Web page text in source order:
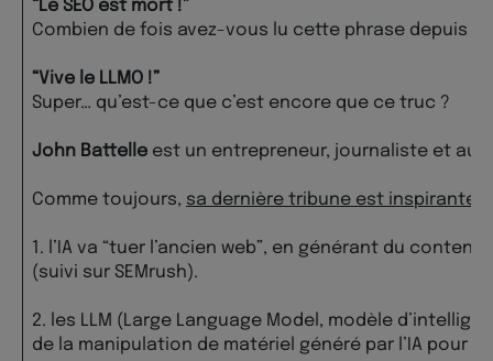
“Le SEO est mort !”
Combien de fois avez-vous lu cette phrase depuis
“Vive le LLMO !”
Super… qu’est-ce que c’est encore que ce truc ?
John Battelle est un entrepreneur, journaliste et
Comme toujours, sa dernière tribune est inspirante
1. l’IA va “tuer l’ancien web”, en générant du
(suivi sur SEMrush).
2. les LLM (Large Language Model, modèle
de la manipulation de matériel généré par l’IA pour